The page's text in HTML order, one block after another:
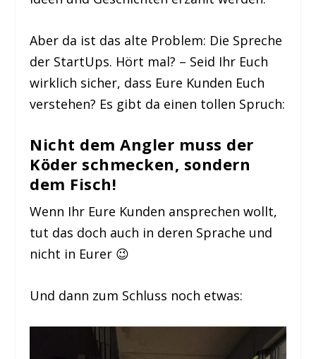
Aber da ist das alte Problem: Die Spreche
der StartUps. Hört mal? – Seid Ihr Euch
wirklich sicher, dass Eure Kunden Euch
verstehen? Es gibt da einen tollen Spruch:
Nicht dem Angler muss der
Köder schmecken, sondern
dem Fisch!
Wenn Ihr Eure Kunden ansprechen wollt,
tut das doch auch in deren Sprache und
nicht in Eurer 😉
Und dann zum Schluss noch etwas: